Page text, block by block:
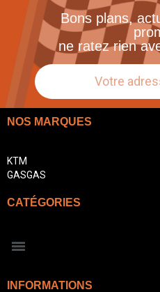
Bons plans,
ne ratez rien
NOS MARQUES
KTM
GASGAS
CATÉGORIES
INFORMATIONS